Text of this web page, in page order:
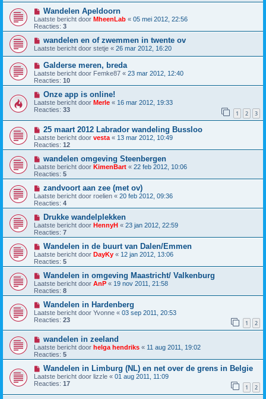
Wandelen Apeldoorn
Laatste bericht door MheenLab « 05 mei 2012, 22:56
Reacties: 3
wandelen en of zwemmen in twente ov
Laatste bericht door stetje « 26 mar 2012, 16:20
Galderse meren, breda
Laatste bericht door Femke87 « 23 mar 2012, 12:40
Reacties: 10
Onze app is online!
Laatste bericht door Merle « 16 mar 2012, 19:33
Reacties: 33 1 2 3
25 maart 2012 Labrador wandeling Bussloo
Laatste bericht door vesta « 13 mar 2012, 10:49
Reacties: 12
wandelen omgeving Steenbergen
Laatste bericht door KimenBart « 22 feb 2012, 10:06
Reacties: 5
zandvoort aan zee (met ov)
Laatste bericht door roelien « 20 feb 2012, 09:36
Reacties: 4
Drukke wandelplekken
Laatste bericht door HennyH « 23 jan 2012, 22:59
Reacties: 7
Wandelen in de buurt van Dalen/Emmen
Laatste bericht door DayKy « 12 jan 2012, 13:06
Reacties: 5
Wandelen in omgeving Maastricht/ Valkenburg
Laatste bericht door AnP « 19 nov 2011, 21:58
Reacties: 8
Wandelen in Hardenberg
Laatste bericht door Yvonne « 03 sep 2011, 20:53
Reacties: 23 1 2
wandelen in zeeland
Laatste bericht door helga hendriks « 11 aug 2011, 19:02
Reacties: 5
Wandelen in Limburg (NL) en net over de grens in Belgie
Laatste bericht door lizzle « 01 aug 2011, 11:09
Reacties: 17 1 2